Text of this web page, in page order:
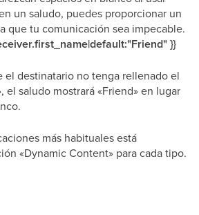
un saludo, puedes proporcionar un
que tu comunicación sea impecable.
}}
el destinatario no tenga rellenado el
el saludo mostrará «Friend» en lugar
más habituales está
«Dynamic Content» para cada tipo.